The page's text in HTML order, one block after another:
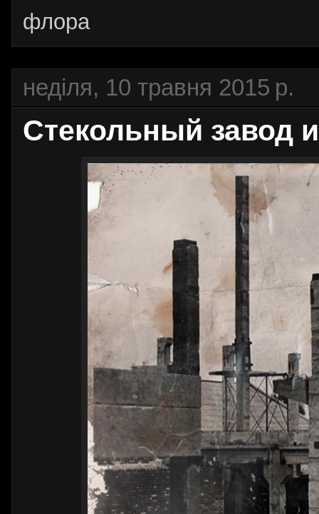
флора
неділя, 10 травня 2015 р.
Стекольный завод